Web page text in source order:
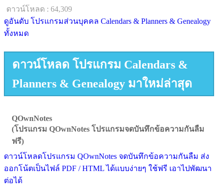
ดาวน์โหลด : 64,309
ดูอันดับ โปรแกรมส่วนบุคคล Calendars & Planners & Genealogy
ทั้งหมด
ดาวน์โหลด โปรแกรม Calendars &
Planners & Genealogy มาใหม่ล่าสุด
QOwnNotes
(โปรแกรม QOwnNotes โปรแกรมจดบันทึกข้อความกันลืม
ฟรี)
ดาวน์โหลดโปรแกรม QOwnNotes จดบันทึกข้อความกันลืม ส่ง
ออกโน้ตเป็นไฟล์ PDF / HTML ได้แบบง่ายๆ ใช้ฟรี เอาไปพัฒนา
ต่อได้